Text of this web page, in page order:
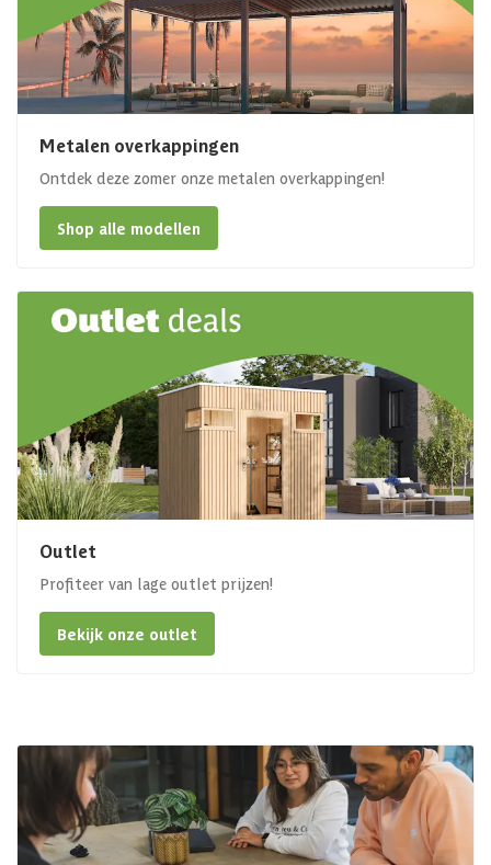
Metalen overkappingen
Ontdek deze zomer onze metalen overkappingen!
Shop alle modellen
Outlet
Profiteer van lage outlet prijzen!
Bekijk onze outlet